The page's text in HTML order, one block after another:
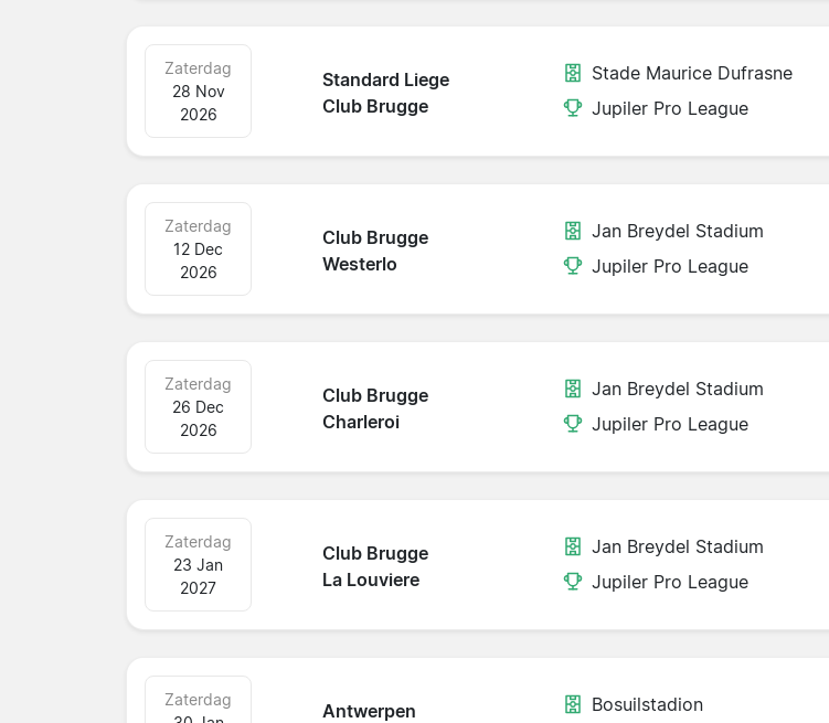
Standard Liege
Club Brugge
Zaterdag
28 Nov
2026
Stade Maurice Dufrasne
Jupiler Pro League
Club Brugge
Westerlo
Zaterdag
12 Dec
2026
Jan Breydel Stadium
Jupiler Pro League
Club Brugge
Charleroi
Zaterdag
26 Dec
2026
Jan Breydel Stadium
Jupiler Pro League
Club Brugge
La Louviere
Zaterdag
23 Jan
2027
Jan Breydel Stadium
Jupiler Pro League
Antwerpen
Zaterdag
Bosuilstadion